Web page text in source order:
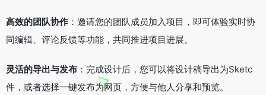
高效的团队协作 ：邀请您的团队成员加入项目，即可体验实时协
同编辑、评论反馈等功能，共同推进项目进展。
灵活的导出与发布 ：完成设计后，您可以将设计稿导出为Sketc
件，或者选择一键发布为网页，方便与他人分享和预览。